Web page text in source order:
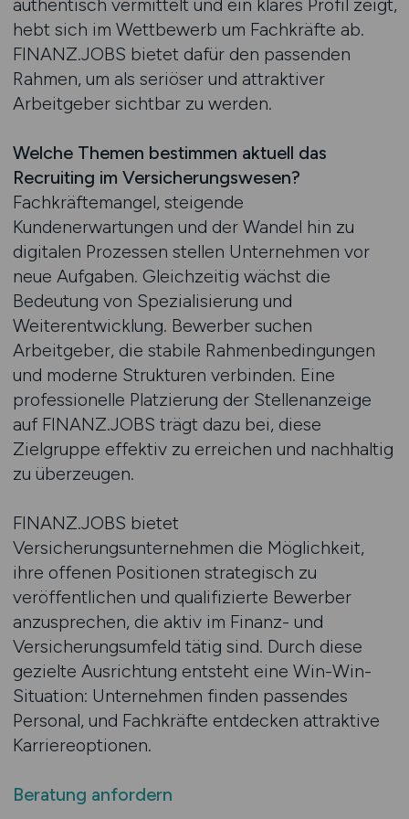
authentisch vermittelt und ein klares Profil zeigt,
hebt sich im Wettbewerb um Fachkräfte ab.
FINANZ.JOBS bietet dafür den passenden
Rahmen, um als seriöser und attraktiver
Arbeitgeber sichtbar zu werden.
Welche Themen bestimmen aktuell das
Recruiting im Versicherungswesen?
Fachkräftemangel, steigende
Kundenerwartungen und der Wandel hin zu
digitalen Prozessen stellen Unternehmen vor
neue Aufgaben. Gleichzeitig wächst die
Bedeutung von Spezialisierung und
Weiterentwicklung. Bewerber suchen
Arbeitgeber, die stabile Rahmenbedingungen
und moderne Strukturen verbinden. Eine
professionelle Platzierung der Stellenanzeige
auf FINANZ.JOBS trägt dazu bei, diese
Zielgruppe effektiv zu erreichen und nachhaltig
zu überzeugen.
FINANZ.JOBS bietet
Versicherungsunternehmen die Möglichkeit,
ihre offenen Positionen strategisch zu
veröffentlichen und qualifizierte Bewerber
anzusprechen, die aktiv im Finanz- und
Versicherungsumfeld tätig sind. Durch diese
gezielte Ausrichtung entsteht eine Win-Win-
Situation: Unternehmen finden passendes
Personal, und Fachkräfte entdecken attraktive
Karriereoptionen.
Beratung anfordern